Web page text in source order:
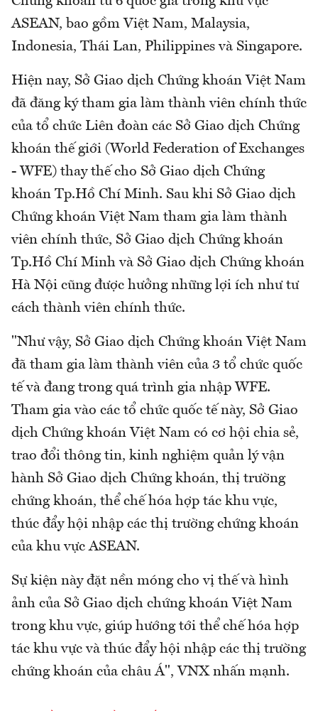
ASEAN, bao gồm Việt Nam, Malaysia,
Indonesia, Thái Lan, Philippines và Singapore.
Hiện nay, Sở Giao dịch Chứng khoán Việt Nam
đã đăng ký tham gia làm thành viên chính thức
của tổ chức Liên đoàn các Sở Giao dịch Chứng
khoán thế giới (World Federation of Exchanges
- WFE) thay thế cho Sở Giao dịch Chứng
khoán Tp.Hồ Chí Minh. Sau khi Sở Giao dịch
Chứng khoán Việt Nam tham gia làm thành
viên chính thức, Sở Giao dịch Chứng khoán
Tp.Hồ Chí Minh và Sở Giao dịch Chứng khoán
Hà Nội cũng được hưởng những lợi ích như tư
cách thành viên chính thức.
"Như vậy, Sở Giao dịch Chứng khoán Việt Nam
đã tham gia làm thành viên của 3 tổ chức quốc
tế và đang trong quá trình gia nhập WFE.
Tham gia vào các tổ chức quốc tế này, Sở Giao
dịch Chứng khoán Việt Nam có cơ hội chia sẻ,
trao đổi thông tin, kinh nghiệm quản lý vận
hành Sở Giao dịch Chứng khoán, thị trường
chứng khoán, thể chế hóa hợp tác khu vực,
thúc đẩy hội nhập các thị trường chứng khoán
của khu vực ASEAN.
Sự kiện này đặt nền móng cho vị thế và hình
ảnh của Sở Giao dịch chứng khoán Việt Nam
trong khu vực, giúp hướng tới thể chế hóa hợp
tác khu vực và thúc đẩy hội nhập các thị trường
chứng khoán của châu Á", VNX nhấn mạnh.